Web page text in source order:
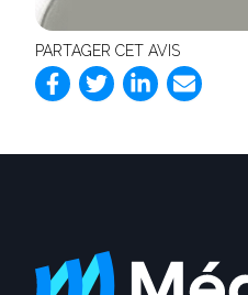
PARTAGER CET AVIS